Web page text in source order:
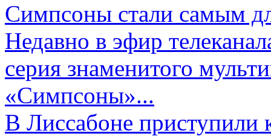
Симпсоны стали самым
Недавно в эфир
серия знаменитого
«Симпсоны»...
В Лиссабоне приступили